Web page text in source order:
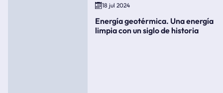
18 jul 2024
Energía geotérmica. Una energía
limpia con un siglo de historia